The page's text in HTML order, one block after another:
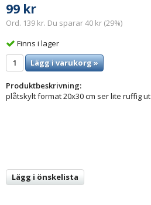
99 kr
Ord. 139 kr. Du sparar 40 kr (29%)
Finns i lager
Lägg i varukorg »
Produktbeskrivning:
plåtskylt format 20x30 cm ser lite ruffig ut
Lägg i önskelista